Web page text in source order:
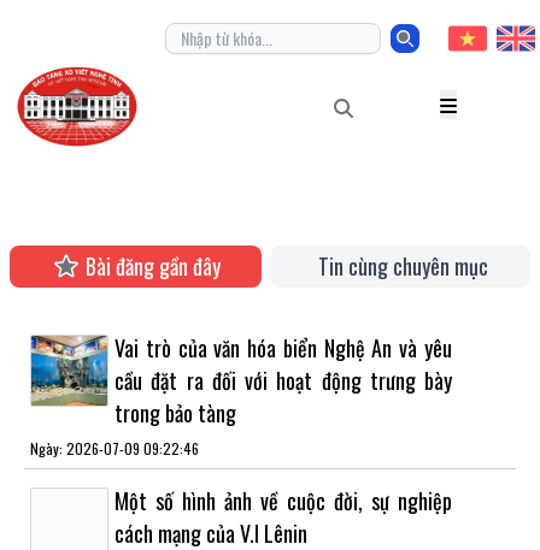
Bài đăng gần đây Tin cùng chuyên mục
Vai trò của văn hóa biển Nghệ An và yêu
cầu đặt ra đối với hoạt động trưng bày
trong bảo tàng
Ngày: 2026-07-09 09:22:46
Một số hình ảnh về cuộc đời, sự nghiệp
cách mạng của V.I Lênin